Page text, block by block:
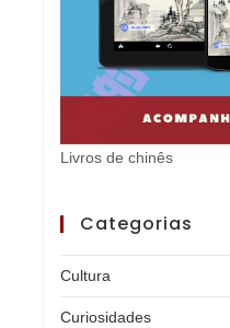
Livros de chinês
Categorias
Cultura
Curiosidades